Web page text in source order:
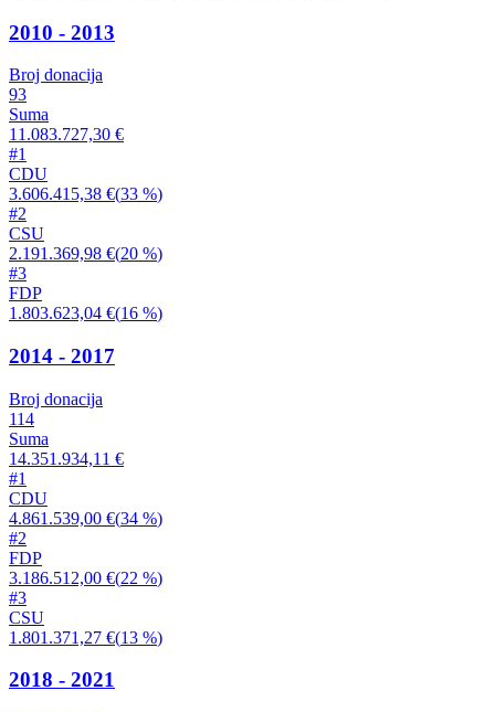
2010 - 2013
Broj donacija
93
Suma
11.083.727,30 €
#1
CDU
3.606.415,38 €(33 %)
#2
CSU
2.191.369,98 €(20 %)
#3
FDP
1.803.623,04 €(16 %)
2014 - 2017
Broj donacija
114
Suma
14.351.934,11 €
#1
CDU
4.861.539,00 €(34 %)
#2
FDP
3.186.512,00 €(22 %)
#3
CSU
1.801.371,27 €(13 %)
2018 - 2021